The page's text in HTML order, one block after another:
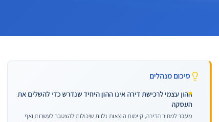
סיכום מנהלים
ההון עצמי לרכישת דירה אינו ההון היחיד שנדרש כדי להשלים את
העסקה
מעבר למחיר הדירה, קיימות הוצאות נלוות שיכולות להצטבר לעשרות ואף